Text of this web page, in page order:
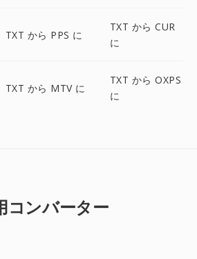
TXT から PPS に
TXT から CUR
に
TXT から MTV に
TXT から OXPS
に
コンバーター